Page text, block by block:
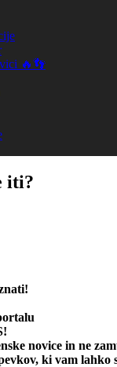
🔥👣
iti?
!
novice in ne
ki vam lahko